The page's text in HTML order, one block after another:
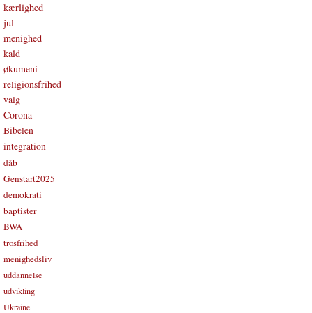
kærlighed
jul
menighed
kald
økumeni
religionsfrihed
valg
Corona
Bibelen
integration
dåb
Genstart2025
demokrati
baptister
BWA
trosfrihed
menighedsliv
uddannelse
udvikling
Ukraine